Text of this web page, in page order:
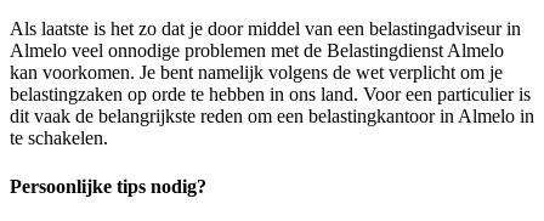
Als laatste is het zo dat je door middel van een belastingadviseur in
Almelo veel onnodige problemen met de Belastingdienst Almelo
kan voorkomen. Je bent namelijk volgens de wet verplicht om je
belastingzaken op orde te hebben in ons land. Voor een particulier is
dit vaak de belangrijkste reden om een belastingkantoor in Almelo in
te schakelen.
Persoonlijke tips nodig?